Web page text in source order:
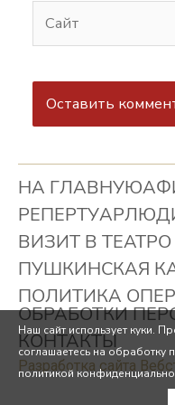
НА ГЛАВНУЮ
РЕПЕРТУАР
ВИЗИТ В ТЕАТРО
ПУШКИНСКАЯ
ПОЛИТИКА
ОБРАБОТКИ
КОНТАКТЫ
Разработка сайта
Наш сайт использует куки.
соглашаетесь на обработку
политикой